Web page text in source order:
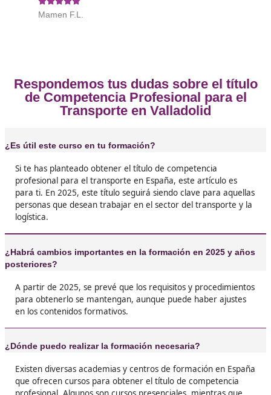
❝ Decidí sacarme el título porque quería
arrepiento! Ahora tengo una mejor posición

Manuel, de Valladolid
❝ también sobre la gestión empresarial que
¡Yo diría que es una inversión!

Lola, de Toledo
❝ Siempre he trabajado en el transporte, pero
siento más seguro y, sinceramente, me abrió
puertas que antes estaban cerradas.